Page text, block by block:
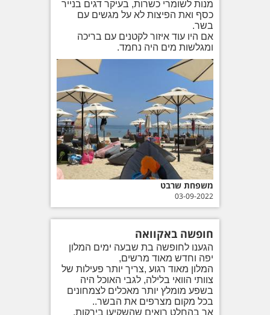
מנות לשומרי כשרות, בעיקר דגים בנייר
כסף ואת הפיצות לא על מגשים עם
בשר.
אם היו עוד איזור לקטנים עם בריכה
ומגלשות מים היה נחמד.
משפחת שרבט
03-09-2022
חופשה באקוואה
הגענו לחופשה בת שבעה ימים המלון
יפה וחדש מאוד מרשים,
המלון מאוד רגוע ,צריך יותר פעילות של
צוותי הוואי בלילה, לגבי האוכל היה
בשפע מומלץ יותר מאכלים לצמחונים
בכל מקום מצרפים את הבשר..
אך בהחלט רואים שהשקיעו בירקות,